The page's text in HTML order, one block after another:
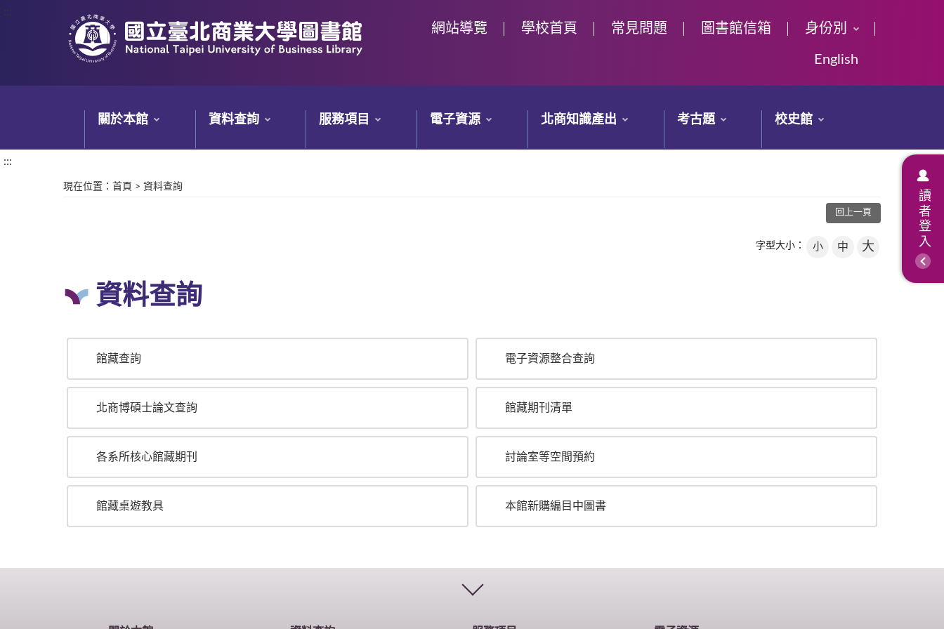
:::
:::
網站導覽 學校首頁 常見問題 圖書館信箱 身份別
English
關於本館 資料查詢 服務項目 電子資源 北商知識產出 考古題 校史館
讀者登入
:::
現在位置 ： 首頁 > 資料查詢
回上一頁
字型大小： 小 中 大
資料查詢
館藏查詢 電子資源整合查詢
北商博碩士論文查詢 館藏期刊清單
各系所核心館藏期刊 討論室等空間預約
館藏桌遊教具 本館新購編目中圖書